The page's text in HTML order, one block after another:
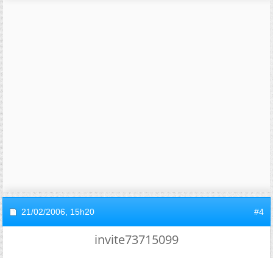
21/02/2006, 15h20 #4
invite73715099